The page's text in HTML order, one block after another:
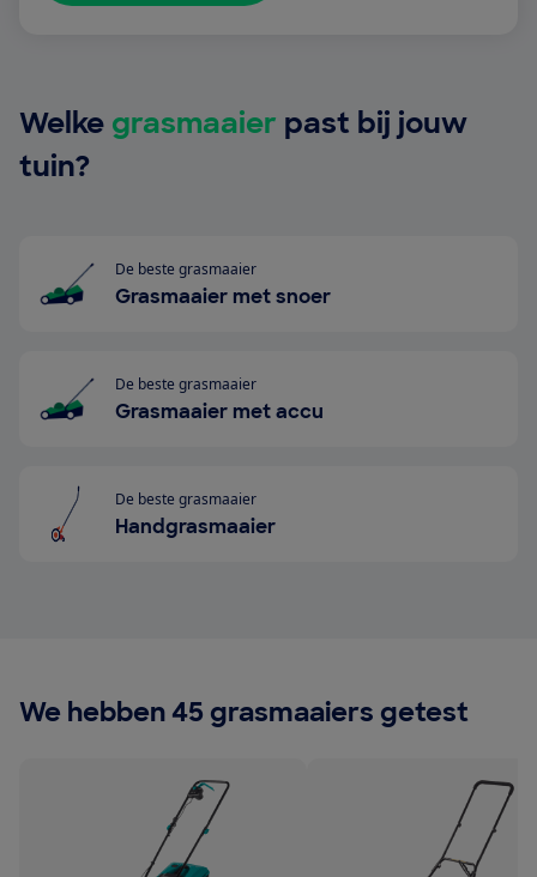
Welke grasmaaier past bij jouw
tuin?
De beste grasmaaier
Grasmaaier met snoer
De beste grasmaaier
Grasmaaier met accu
De beste grasmaaier
Handgrasmaaier
We hebben 45 grasmaaiers getest